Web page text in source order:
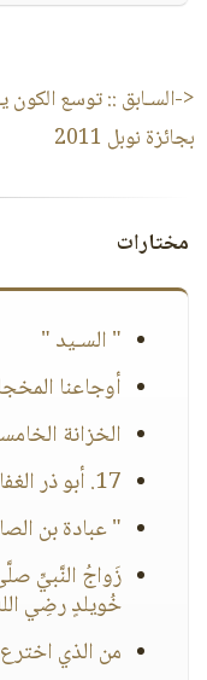
<-السـابق ::توسع
بجائزة نوبل 2011
مختارات
" السـيد "
أوجاعنا
الخزانة
17. أبو ذر الغفاري
" عبادة بن
زَواجُ النَّبيِّ
خُويلدٍ رضِي
من الذي